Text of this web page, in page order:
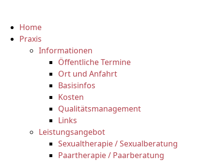
springen
Home
Praxis
Informationen
Öffentliche Termine
Ort und Anfahrt
Basisinfos
Kosten
Qualitätsmanagement
Links
Leistungsangebot
Sexualtherapie / Sexualberatung
Paartherapie / Paarberatung